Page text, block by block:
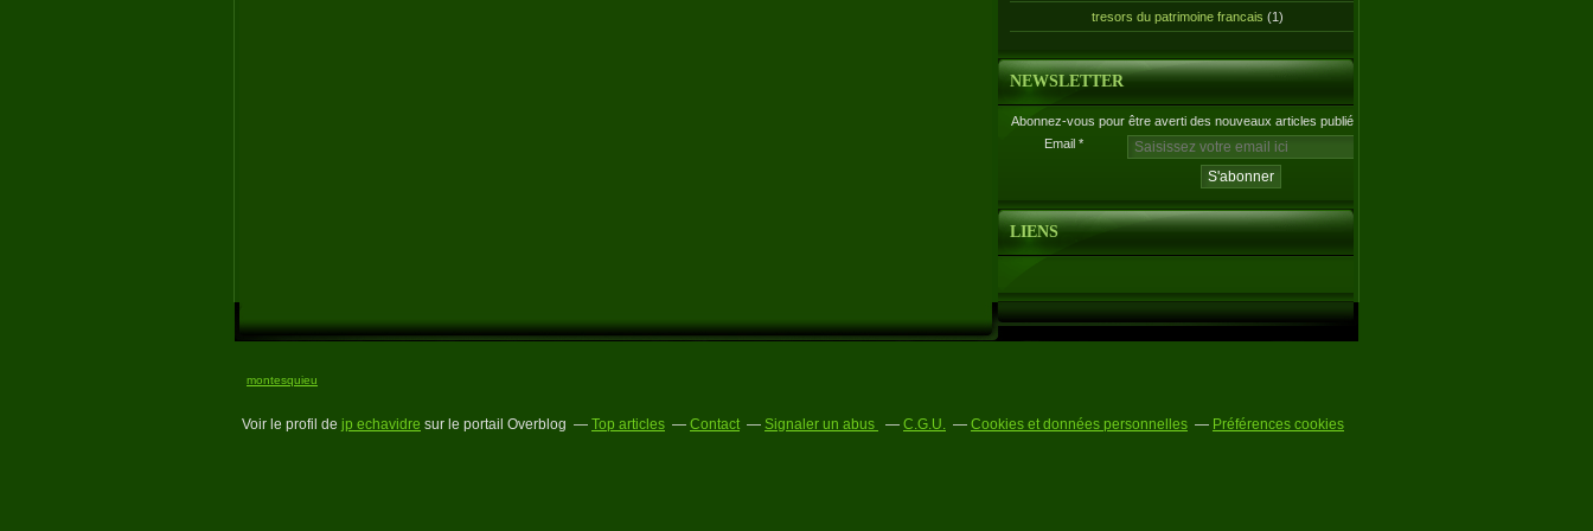
tresors du patrimoine francais (1)
NEWSLETTER
Abonnez-vous pour être averti des nouveaux articles publiés.
Email
LIENS
montesquieu
Voir le profil de jp echavidre sur le portail Overblog Top articles Contact Signaler un abus C.G.U. Cookies et données personnelles Préférences cookies